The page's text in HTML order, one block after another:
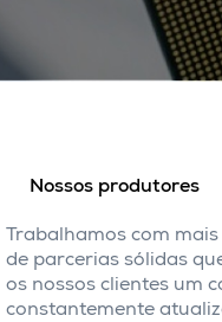
Nossos produtores
Trabalhamos com
de parcerias sólidas
os nossos clientes um
constantemente